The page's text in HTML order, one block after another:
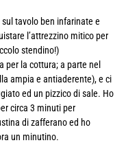
tavolo ben infarinate e
l’attrezzino mitico per
stendino!)
per la cottura; a parte nel
ampia e antiaderente), e ci
ed un pizzico di sale. Ho
circa 3 minuti per
di zafferano ed ho
un minutino.